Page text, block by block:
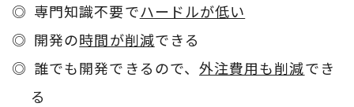
専門知識不要でハードルが低い
開発の時間が削減できる
誰でも開発できるので、 外注費用も削減でき
る